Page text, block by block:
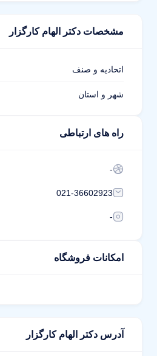
مشخصات دکتر الهام کارگزار
اتحادیه و صنف
شهر و استان
راه های ارتباطی
-
021-36602923
-
امکانات فروشگاه
آدرس دکتر الهام کارگزار